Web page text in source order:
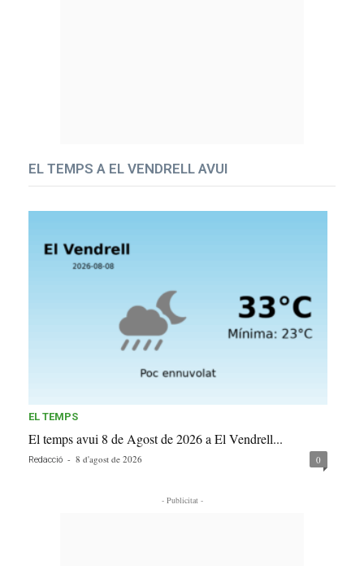
EL TEMPS A EL VENDRELL AVUI
EL TEMPS
El temps avui 8 de Agost de 2026 a El Vendrell...
Redacció - 8 d'agost de 2026 0
- Publicitat -